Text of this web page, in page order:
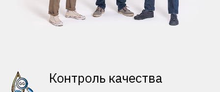
Контроль качества